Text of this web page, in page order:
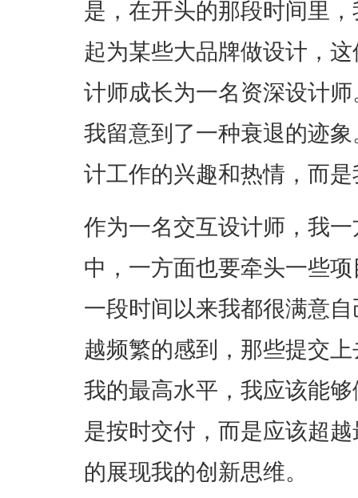
是，在开头的那段时间里
起为某些大品牌做设计，
计师成长为一名资深设计
我留意到了一种衰退的迹
计工作的兴趣和热情，而
作为一名交互设计师，我
中，一方面也要牵头一些
一段时间以来我都很满意
越频繁的感到，那些提交
我的最高水平，我应该能
是按时交付，而是应该超
的展现我的创新思维。